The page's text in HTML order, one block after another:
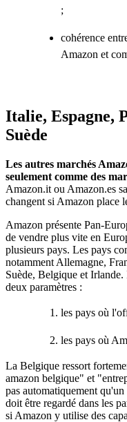
;
cohérence
Amazon et
Italie, Espagne,
Suède
Les autres marchés
seulement comme des
Amazon.it ou Amazon.es
changent si Amazon place
Amazon présente Pan-
de vendre plus vite en
plusieurs pays. Les pays
notamment Allemagne,
Suède, Belgique et
deux paramètres :
les pays où
les pays où
La Belgique ressort
amazon belgique" et
pas automatiquement
doit être regardé dans les
si Amazon y utilise des